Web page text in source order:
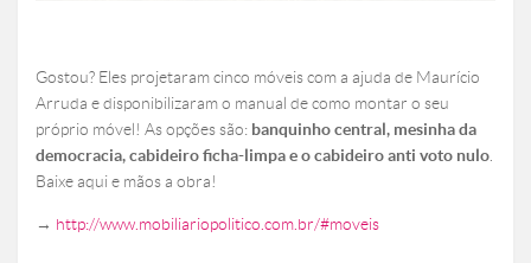
Gostou? Eles projetaram cinco móveis com a ajuda de Maurício
Arruda e disponibilizaram o manual de como montar o seu
próprio móvel! As opções são: banquinho central, mesinha da
democracia, cabideiro ficha-limpa e o cabideiro anti voto nulo.
Baixe aqui e mãos a obra!
→ http://www.mobiliariopolitico.com.br/#moveis